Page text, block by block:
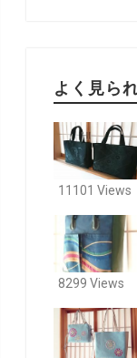
よく見ら
11101 Views
8299 Views